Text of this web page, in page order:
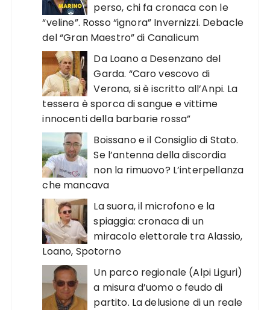
perso, chi fa cronaca con le
“veline”. Rosso “ignora” Invernizzi. Debacle
del “Gran Maestro” di Canalicum
Da Loano a Desenzano del
Garda. “Caro vescovo di
Verona, si è iscritto all’Anpi. La
tessera è sporca di sangue e vittime
innocenti della barbarie rossa”
Boissano e il Consiglio di Stato.
Se l’antenna della discordia
non la rimuovo? L’interpellanza
che mancava
La suora, il microfono e la
spiaggia: cronaca di un
miracolo elettorale tra Alassio,
Loano, Spotorno
Un parco regionale (Alpi Liguri)
a misura d’uomo o feudo di
partito. La delusione di un reale